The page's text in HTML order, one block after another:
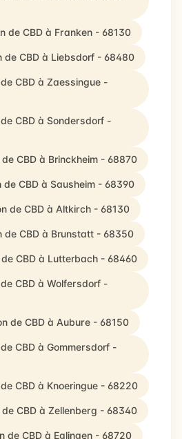
de CBD à Franken - 68130
de CBD à Liebsdorf - 68480
CBD à Zaessingue -
CBD à Sondersdorf -
CBD à Brinckheim - 68870
CBD à Sausheim - 68390
de CBD à Altkirch - 68130
de CBD à Brunstatt - 68350
CBD à Lutterbach - 68460
CBD à Wolfersdorf -
de CBD à Aubure - 68150
CBD à Gommersdorf -
CBD à Knoeringue - 68220
CBD à Zellenberg - 68340
de CBD à Eglingen - 68720